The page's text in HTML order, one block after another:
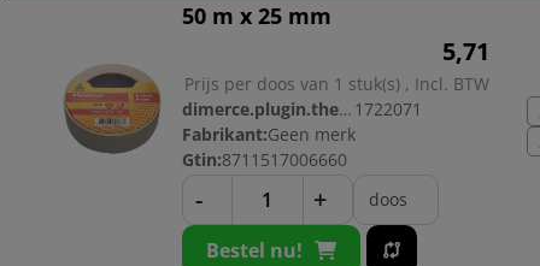
50 m x 25 mm
5,71
Prijs per doos van 1 stuk(s) , Incl. BTW
dimerce.plugin.theme.productnr: 1722071
Fabrikant:Geen merk
Gtin:8711517006660
- + doos
Bestel nu!